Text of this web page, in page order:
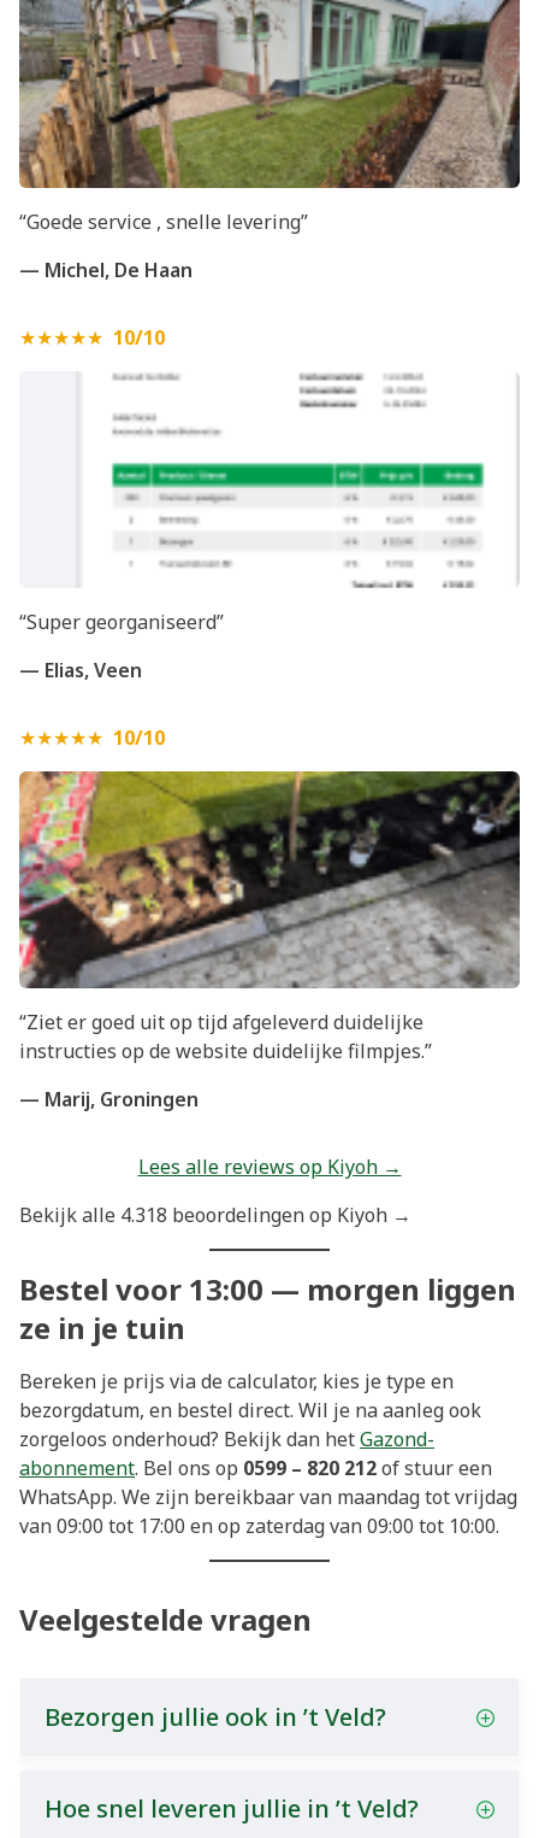
“Goede service , snelle levering”
— Michel, De Haan
★★★★★ 10/10
“Super georganiseerd”
— Elias, Veen
★★★★★ 10/10
“Ziet er goed uit op tijd afgeleverd duidelijke
instructies op de website duidelijke filmpjes.”
— Marij, Groningen
Lees alle reviews op Kiyoh →
Bekijk alle 4.318 beoordelingen op Kiyoh →
Bestel voor 13:00 — morgen liggen
ze in je tuin
Bereken je prijs via de calculator, kies je type en
bezorgdatum, en bestel direct. Wil je na aanleg ook
zorgeloos onderhoud? Bekijk dan hetGazond-
abonnement. Bel ons op 0599 – 820 212of stuur een
WhatsApp. We zijn bereikbaar van maandag tot vrijdag
van 09:00 tot 17:00 en op zaterdag van 09:00 tot 10:00.
Veelgestelde vragen
Bezorgen jullie ook in ’t Veld?
Hoe snel leveren jullie in ’t Veld?